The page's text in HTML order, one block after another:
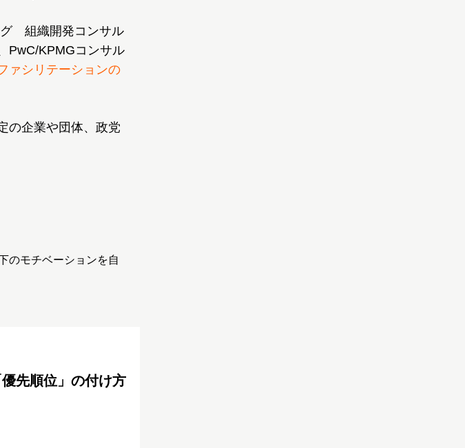
グ 組織開発コンサル
PwC/KPMGコンサル
ァシリテーションの
の企業や団体、政党
のモチベーションを自
先順位」の付け方